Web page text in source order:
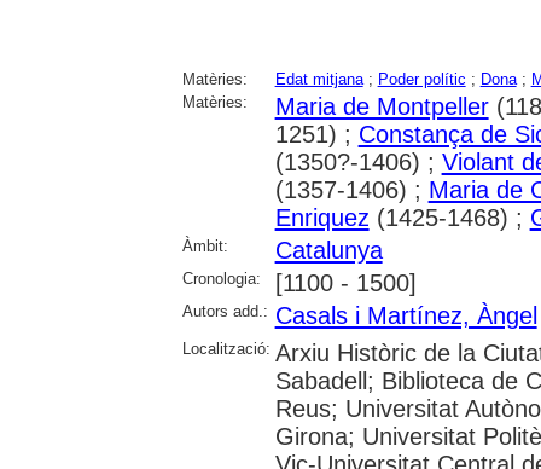
Matèries: Edat mitjana; Poder polític ; Dona;
Matèries:
Maria de Montpeller
1251) ; Constança de
(1350?-1406) ; Violant
(1357-1406) ; Maria de
Enriquez (1425-1468) ;
Àmbit: Catalunya
Cronologia: [1100 - 1500]
Autors add.: Casals i Martínez, Àngel
Localització: Arxiu Històric de la
Sabadell; Biblioteca de
Reus; Universitat
Girona; Universitat